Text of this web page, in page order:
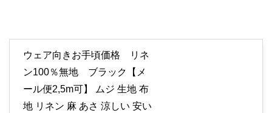
ウェア向きお手頃価格 リネ
ン100％無地 ブラック【メ
ール便2,5m可】 ムジ 生地 布
地 リネン 麻 あさ 涼しい 安い